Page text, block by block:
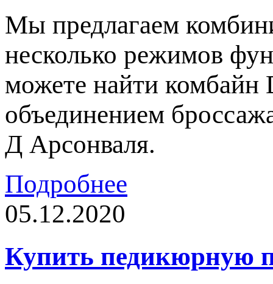
Мы предлагаем
несколько режимов
можете найти комбайн
объединением
Д Арсонваля.
Подробнее
05.12.2020
Купить педикюрную